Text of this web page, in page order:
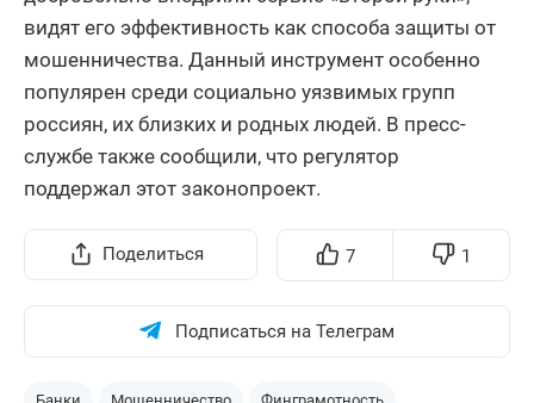
видят его эффективность как способа защиты от
мошенничества. Данный инструмент особенно
популярен среди социально уязвимых групп
россиян, их близких и родных людей. В пресс-
службе также сообщили, что регулятор
поддержал этот законопроект.
Поделиться 7 1
Подписаться на Телеграм